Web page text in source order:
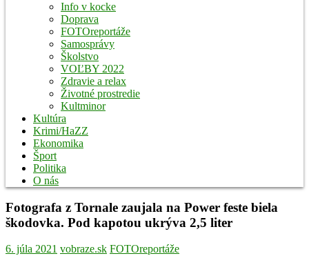
Info v kocke
Doprava
FOTOreportáže
Samosprávy
Školstvo
VOĽBY 2022
Zdravie a relax
Životné prostredie
Kultminor
Kultúra
Krimi/HaZZ
Ekonomika
Šport
Politika
O nás
Fotografa z Tornale zaujala na Power feste biela
škodovka. Pod kapotou ukrýva 2,5 liter
6. júla 2021 vobraze.sk FOTOreportáže